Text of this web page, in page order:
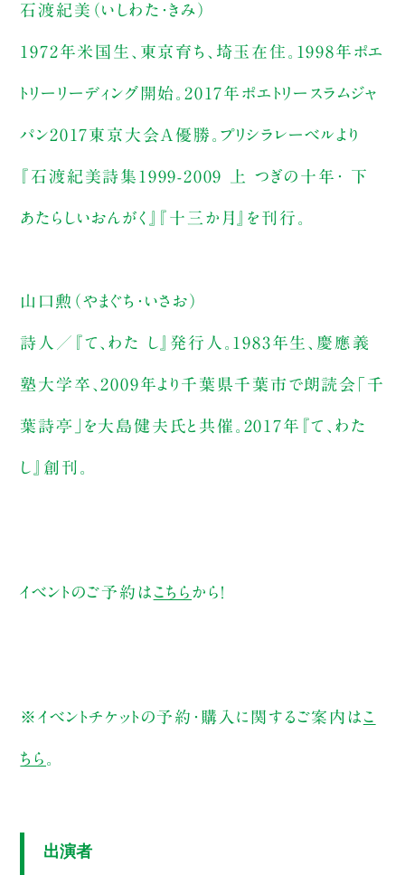
石渡紀美（いしわた・きみ）
1972年米国生、東京育ち、埼玉在住。1998年ポエ
トリーリーディング開始。2017年ポエトリースラムジャ
パン2017東京大会A優勝。プリシラレーベルより
『石渡紀美詩集1999-2009 上 つぎの十年・ 下
あたらしいおんがく』『十三か月』を刊行。
山口勲（やまぐち・いさお）
詩人／『て、わた し』発行人。1983年生、慶應義
塾大学卒、2009年より千葉県千葉市で朗読会｢千
葉詩亭｣を大島健夫氏と共催。2017年『て、わた
し』創刊。
イベントのご予約は こちら から！
※イベントチケットの予約・購入に関するご案内は こ
ちら
出演者